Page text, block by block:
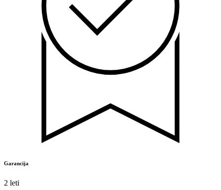
Garancija
2 leti